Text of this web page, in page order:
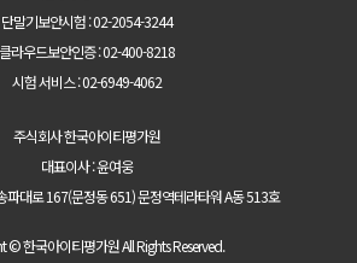
단말기보안시험 : 02-2054-3244
클라우드보안인증 : 02-400-8218
시험 서비스 : 02-6949-4062
주식회사 한국아이티평가원
대표이사 : 윤여웅
파대로 167(문정동 651) 문정역테라타워 A동 513호
© 한국아이티평가원 All Rights Reserved.